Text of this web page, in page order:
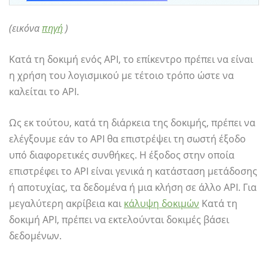
(εικόναπηγή )
Κατά τη δοκιμή ενός API, το επίκεντρο πρέπει να είναι
η χρήση του λογισμικού με τέτοιο τρόπο ώστε να
καλείται το API.
Ως εκ τούτου, κατά τη διάρκεια της δοκιμής, πρέπει να
ελέγξουμε εάν το API θα επιστρέψει τη σωστή έξοδο
υπό διαφορετικές συνθήκες. Η έξοδος στην οποία
επιστρέφει το API είναι γενικά η κατάσταση μετάδοσης
ή αποτυχίας, τα δεδομένα ή μια κλήση σε άλλο API. Για
μεγαλύτερη ακρίβεια και κάλυψη δοκιμών Κατά τη
δοκιμή API, πρέπει να εκτελούνται δοκιμές βάσει
δεδομένων.